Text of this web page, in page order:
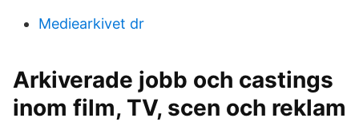
Mediearkivet dr
Arkiverade jobb och castings
inom film, TV, scen och reklam